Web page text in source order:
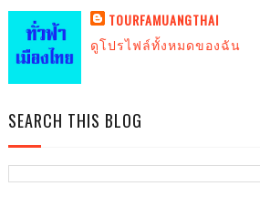
TOURFAMUANGTHAI
ดูโปรไฟล์ทั้งหมดของฉัน
SEARCH THIS BLOG